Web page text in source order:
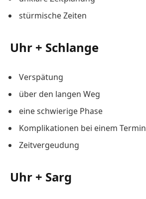
stürmische Zeiten
Uhr + Schlange
Verspätung
über den langen Weg
eine schwierige Phase
Komplikationen bei einem Termin
Zeitvergeudung
Uhr + Sarg